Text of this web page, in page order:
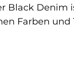
Black
Farben